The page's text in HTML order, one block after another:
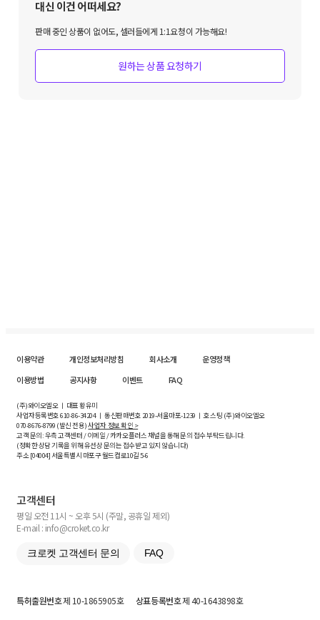
대신 이건 어떠세요?
판매 중인 상품이 없어도, 셀러들에게 1:1요청이 가능해요!
원하는 상품 요청하기
이용약관 개인정보처리방침 회사소개
운영정책
이용방법
공지사항 이벤트 FAQ
(주)와이오엘오 ㅣ 대표 황유미
사업자등록번호610-86-34204ㅣ 통신판매번호 2019-서울마포-1239 ㅣ 호스팅 (주)와이오엘오
070-8676-8799 (발신 전용)사업자 정보 확인 >
고객 문의: 우측 고객센터 / 이메일 / 카카오플러스 채널을 통해 문의 접수 부탁드립니다.
(정확한 상담 기록을 위해 유선상 문의는 접수받고 있지 않습니다)
주소 [04004] 서울특별시 마포구 월드컵로10길5-6
고객센터
평일 오전 11시 ~ 오후 5시 (주말, 공휴일 제외)
E-mail : info@croket.co.kr
크로켓 고객센터 문의 FAQ
특허출원번호제 10-1865905호 상표등록번호제 40-1643898호